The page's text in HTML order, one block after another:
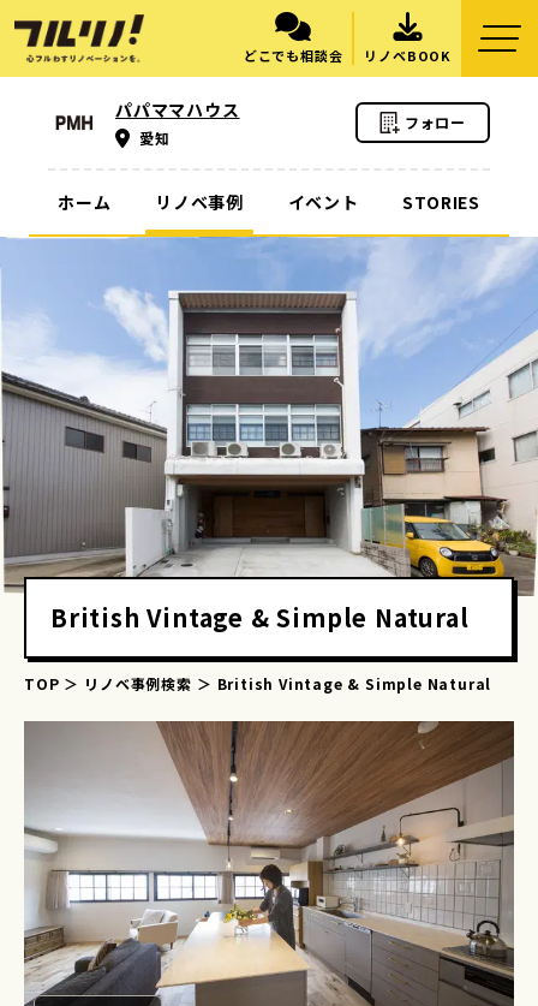
どこでも相談会 リノベBOOK
パパママハウス
愛知
フォロー
ホーム リノベ事例 イベント STORIES
British Vintage & Simple Natural
TOP リノベ事例検索 British Vintage & Simple Natural